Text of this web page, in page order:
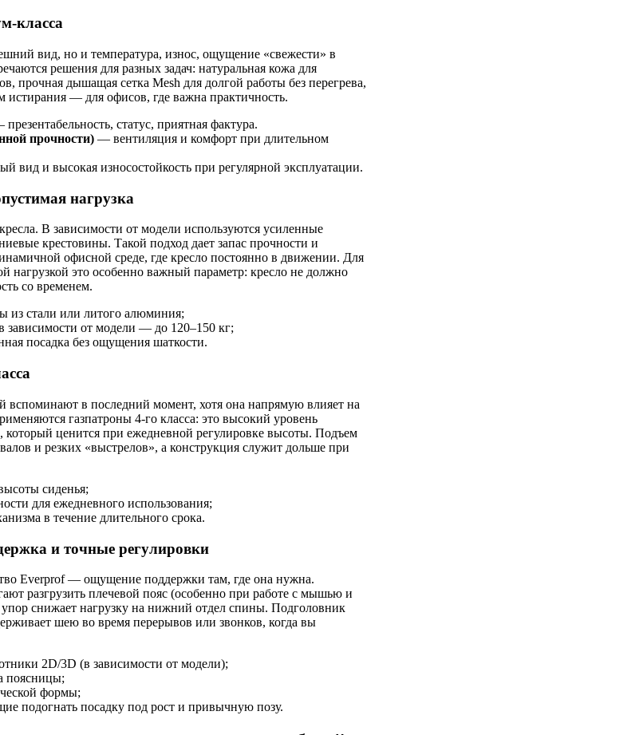
класса
вид, но и температура, износ, ощущение «свежести» в
решения для разных задач: натуральная кожа для
прочная дышащая сетка Mesh для долгой работы без перегрева,
истирания — для офисов, где важна практичность.
статус, приятная фактура.
прочности) — вентиляция и комфорт при длительном
вид и высокая износостойкость при регулярной эксплуатации.
нагрузка
В зависимости от модели используются усиленные
крестовины. Такой подход дает запас прочности и
офисной среде, где кресло постоянно в движении. Для
нагрузкой это особенно важный параметр: кресло не должно
со временем.
из стали или литого алюминия;
в зависимости от модели — до 120–150 кг;
посадка без ощущения шаткости.
вспоминают в последний момент, хотя она напрямую влияет на
газпатроны 4-го класса: это высокий уровень
который ценится при ежедневной регулировке высоты. Подъем
и резких «выстрелов», а конструкция служит дольше при
сиденья;
для ежедневного использования;
в течение длительного срока.
и точные регулировки
Everprof — ощущение поддержки там, где она нужна.
разгрузить плечевой пояс (особенно при работе с мышью и
снижает нагрузку на нижний отдел спины. Подголовник
шею во время перерывов или звонков, когда вы
2D/3D (в зависимости от модели);
поясницы;
формы;
подогнать посадку под рост и привычную позу.